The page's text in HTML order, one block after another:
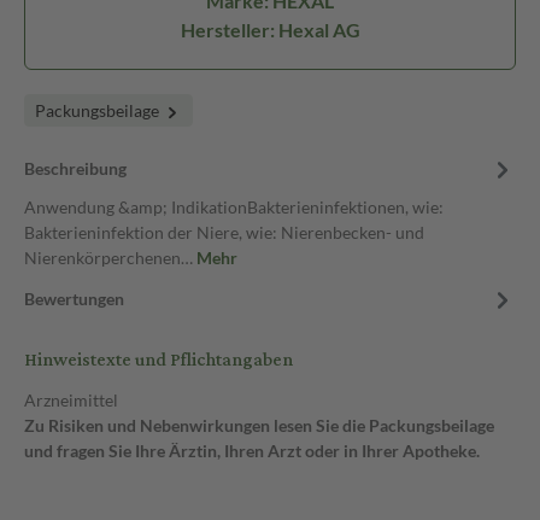
Hersteller: Hexal AG
Packungsbeilage
Beschreibung
Anwendung &amp; IndikationBakterieninfektionen, wie:
Bakterieninfektion der Niere, wie: Nierenbecken- und
Nierenkörperchenen… Mehr
Bewertungen
Hinweistexte und Pflichtangaben
Arzneimittel
Zu Risiken und Nebenwirkungen lesen Sie die Packungsbeilage
und fragen Sie Ihre Ärztin, Ihren Arzt oder in Ihrer Apotheke.